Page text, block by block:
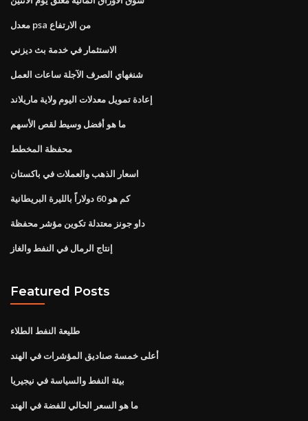
معدل psa من الارتفاع
الاستثمار في خدمة بث ديزني
شنغهاي الصرف الآجلة ساعات العمل
إعادة تمويل معدلات اليوم ولاية ماريلاند
ما هو أفضل وسيط لقص الأسهم
محفظة المخطط
اسعار الذهب والعملات في باكستان
كم هو 60 دولاراً بالليرة البريطانية
داو جونز معتدلة تكوين مؤشر محفظة
إنتاج الرمال في النفط والغاز
Featured Posts
طليعة النفط الطلاء
أعلى خمسة صناديق المؤشرات في الهند
بيئة النفط والسياسة في نيجيريا
ما هو السعر الحالي للفضة في الهند